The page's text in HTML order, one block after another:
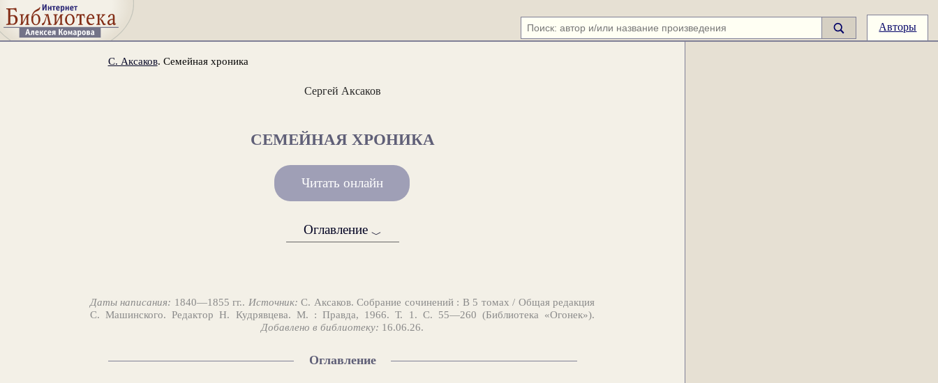
Авторы
С. Аксаков. Семейная хроника
Сергей Аксаков
СЕМЕЙНАЯ ХРОНИКА
Читать онлайн
Оглавление ﹀
Даты написания: 1840—1855 гг.. Источник: С. Аксаков. Собрание сочинений : В 5 томах / Общая редакция
С. Машинского. Редактор Н. Кудрявцева. М. : Правда, 1966. Т. 1. С. 55—260 (Библиотека «Огонек»).
Добавлено в библиотеку: 16.06.26.
Оглавление